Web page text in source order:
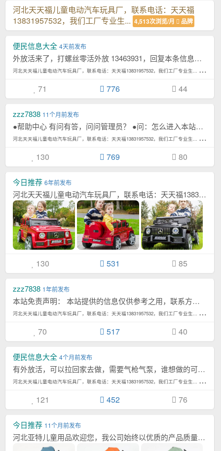
河北天天福儿童电动汽车玩具厂，联系电话：天天福
13831957532，我们工厂专业生... 4,513次浏览/月 品牌
便民信息大全 4天前发布
外放活来了，打螺丝零活外放 13463931，回复本条信息，查看联系方式
河
北天天福儿童电动汽车玩具厂，联系电话：天天福13831957532，我们工厂专业生... 4,513次浏览/月
71
776 44
zzz7838 11个月前发布
●帮助中心 有问有答，问问管理员？ ●问：怎么进入本站童车网？ 答：电脑或...[详情]
河
北天天福儿童电动汽车玩具厂，联系电话：天天福13831957532，我们工厂专业生... 4,513次浏览/月
130
769 80
今日推荐 6年前发布
河北天天福儿童电动汽车玩具厂，联系电话：天天福13831957532，我们工厂专业生...[详情]
130 531 85
zzz7838 1年前发布
本站免责声明： 本站提供的信息仅供参考之用，联系方式由发帖者直接提供，平台不担保真...[详情]
河
北天天福儿童电动汽车玩具厂，联系电话：天天福13831957532，我们工厂专业生... 4,513次浏览/月
70
517 40
便民信息大全 4个月前发布
有外放活，可以拉回家去做，需要气枪气泵，谁想做的可以联系下，155309
河
北天天福儿童电动汽车玩具厂，联系电话：天天福13831957532，我们工厂专业生... 4,513次浏览/月
121
452 76
今日推荐 11个月前发布
河北亚特儿童用品欢迎您，我公司始终以优质的产品质量和周到的售后服务，以及先进的开发能...[详情]